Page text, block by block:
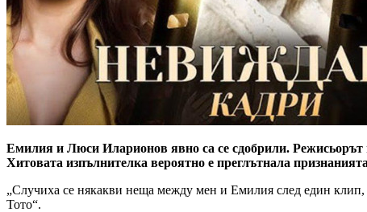
Емилия и Люси Иларионов явно са се сдобрили.
Хитовата изпълнителка вероятно е преглътнала
„Случиха се някакви неща между мен и Емилия след един
Тото“.